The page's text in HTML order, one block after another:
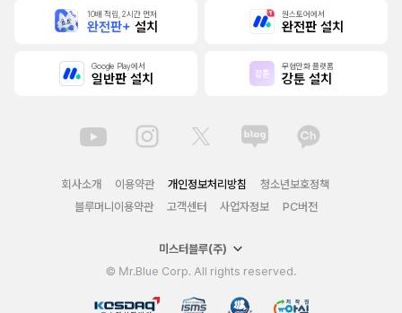
10배 적립, 2시간 먼저
완전판+ 설치
원스토어에서
완전판 설치
Google Play에서
일반판 설치
무협만화 플랫폼
강툰 설치
회사소개 이용약관 개인정보처리방침
청소년보호정책
블루머니이용약관
고객센터 사업자정보 PC버전
미스터블루(주)
© Mr.Blue Corp. All rights reserved.